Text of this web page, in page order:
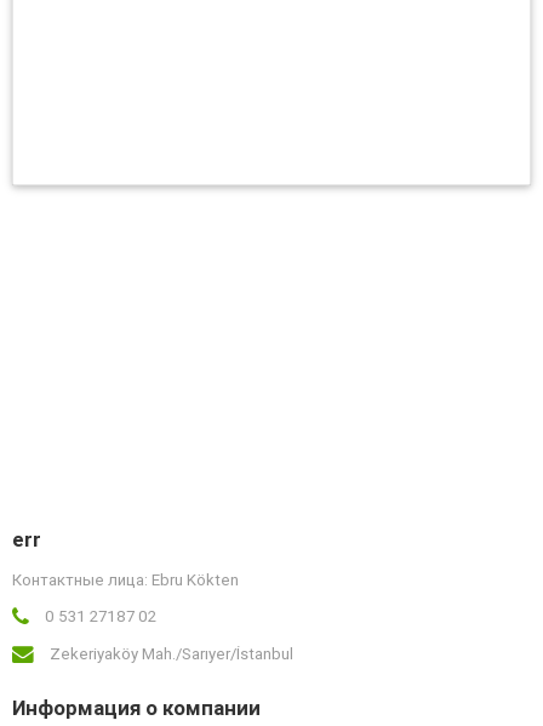
err
Контактные лица: Ebru Kökten
0 531 27187 02
Zekeriyaköy Mah./Sarıyer/İstanbul
Информация о компании